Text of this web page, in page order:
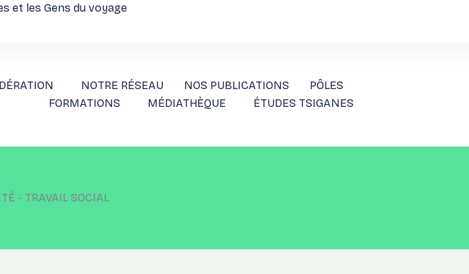
et les Gens du voyage
NOTRE RÉSEAU NOS PUBLICATIONS
PÔLES
FORMATIONS
MÉDIATHÈQUE ÉTUDES TSIGANES
- TRAVAIL SOCIAL